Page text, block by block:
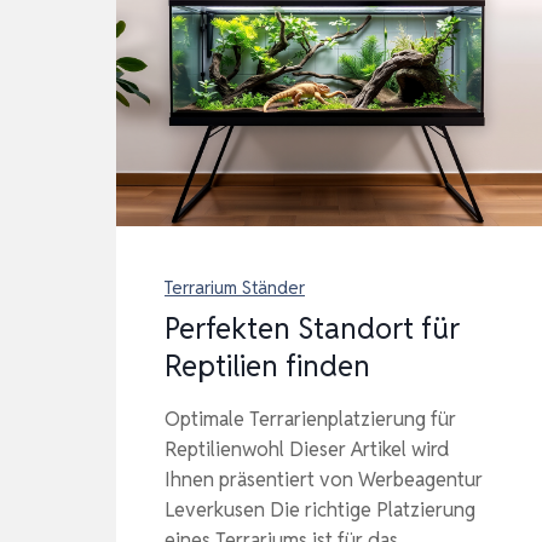
Terrarium Ständer
Perfekten Standort für
Reptilien finden
Optimale Terrarienplatzierung für
Reptilienwohl Dieser Artikel wird
Ihnen präsentiert von Werbeagentur
Leverkusen Die richtige Platzierung